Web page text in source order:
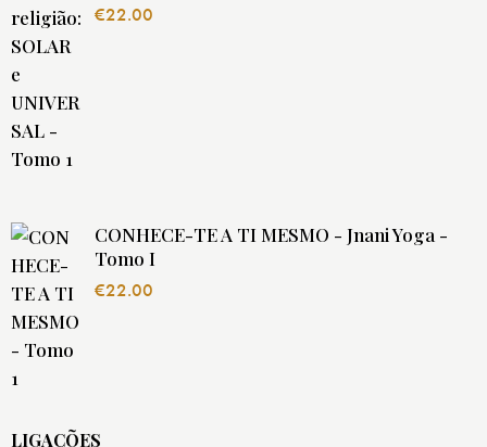
€22.00
CONHECE-TE A TI MESMO - Jnani Yoga -
Tomo I
€22.00
LIGAÇÕES